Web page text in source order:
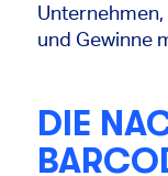
und Gewinne
DIE